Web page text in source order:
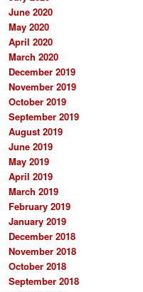
June 2020
May 2020
April 2020
March 2020
December 2019
November 2019
October 2019
September 2019
August 2019
June 2019
May 2019
April 2019
March 2019
February 2019
January 2019
December 2018
November 2018
October 2018
September 2018